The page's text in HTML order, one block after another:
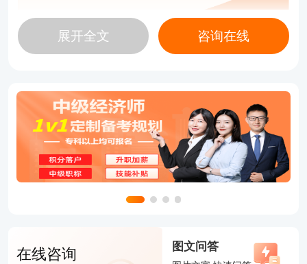
费用标准：各地差异较大。以中级为例：
常规区间：北京、广西等单科61元，两科122
元；福建、湖南单科91元，两科182元；西藏两科12
0元。附加收费：河北、广东另收10元报名费；部分
区域对补考生收取20元考务费。
弃；支持支付宝、微信、银联卡等多种方式；缴费成
展开全文 咨询在线
在线咨询 图文问答